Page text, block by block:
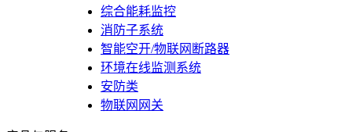
综合能耗监控
消防子系统
智能空开/物联网断路器
环境在线监测系统
安防类
物联网网关